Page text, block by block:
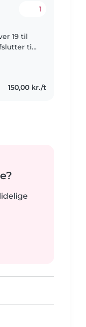
1
19 til
til
150,00 kr./t